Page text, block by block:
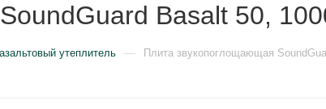
Basalt 50,
утеплитель — Плита звукопоглощающая